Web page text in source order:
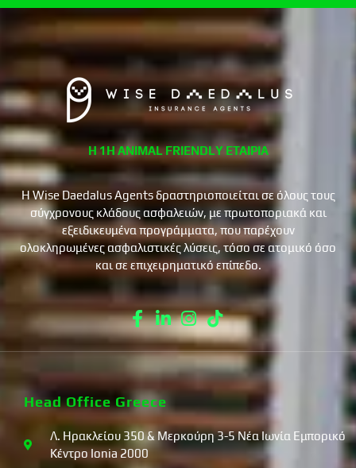
Η 1Η ANIMAL FRIENDLY ΕΤΑΙΡΙΑ
Η Wise Daedalus Agents δραστηριοποιείται σε όλους τους
σύγχρονους κλάδους ασφαλειών, με πρωτοποριακά και
εξειδικευμένα προγράμματα, που παρέχουν
ολοκληρωμένες ασφαλιστικές λύσεις, τόσο σε ατομικό όσο
και σε επιχειρηματικό επίπεδο.
Head Office Greece
Λ. Ηρακλείου 350 & Μερκούρη 3-5 Νέα Ιωνία Εμπορικό
Κέντρο Ionia 2000